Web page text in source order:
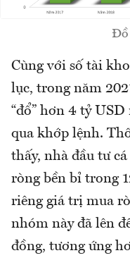
Đồ
Cùng với số tài
lục, trong năm
“đổ” hơn 4 tỷ
qua khớp lệnh.
thấy, nhà đầu tư
ròng bền bỉ trong
riêng giá trị mua
nhóm này đã lên
đồng, tương ứng